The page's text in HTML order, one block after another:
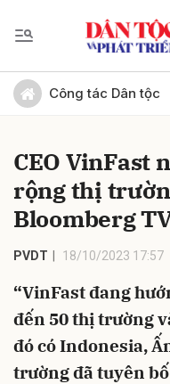
Công tác Dân tộc
CEO VinFast
rộng thị
Bloomberg
PVDT 18/10/2023 17:57
“VinFast đang
đến 50 thị trường
đó có Indonesia,
trường đã tuyên
Gửi bình luận